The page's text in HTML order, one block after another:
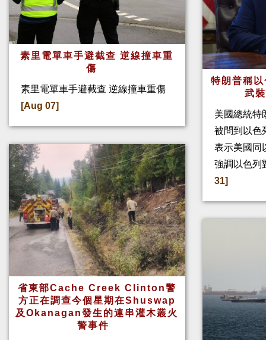
素里電單車手避截查 逆線撞車重
傷
素里電單車手避截查 逆線撞車重傷
[Aug 07]
省東部Cache Creek Clinton警
方正在調查今個星期在Shuswap
及Okanagan發生的連串灌木叢火
警事件
特朗普稱
武
美國總統特
被問到以色
表示美國同
強調以色列
31]